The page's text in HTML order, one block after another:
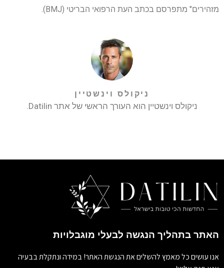
מזהירים" מתפרסם בכתב העת הרפואי הבריטי (BMJ).
ניקולס וינשטיין
ניקולס וינשטיין הוא העורך הראשי של אתר Datilin.
האתר בתהליך הנגשה לבעלי מוגבלויות
אנו עושים כל מאמץ להשלים את הנגשת האתר! במידה ונתקלת בבעיה